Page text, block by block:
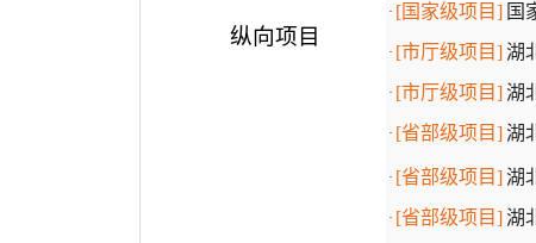
· [国家级项目] 国
· [市厅级项目] 湖
· [市厅级项目] 湖
· [省部级项目] 湖
· [省部级项目] 湖
· [省部级项目] 湖
纵向项目